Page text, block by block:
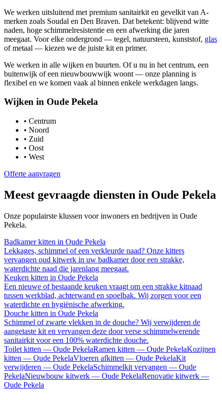
We werken uitsluitend met premium sanitairkit en gevelkit van A-
merken zoals Soudal en Den Braven. Dat betekent: blijvend witte
naden, hoge schimmelresistentie en een afwerking die jaren
meegaat. Voor elke ondergrond — tegel, natuursteen, kunststof, glas
of metaal — kiezen we de juiste kit en primer.
We werken in alle wijken en buurten. Of u nu in het centrum, een
buitenwijk of een nieuwbouwwijk woont — onze planning is
flexibel en we komen vaak al binnen enkele werkdagen langs.
Wijken in Oude Pekela
• Centrum
• Noord
• Zuid
• Oost
• West
Offerte aanvragen
Meest gevraagde diensten in Oude Pekela
Onze populairste klussen voor inwoners en bedrijven in Oude
Pekela.
Badkamer kitten in Oude Pekela
Lekkages, schimmel of een verkleurde naad? Onze kitters
vervangen oud kitwerk in uw badkamer door een strakke,
waterdichte naad die jarenlang meegaat.
Keuken kitten in Oude Pekela
Een nieuwe of bestaande keuken vraagt om een strakke kitnaad
tussen werkblad, achterwand en spoelbak. Wij zorgen voor een
waterdichte en hygiënische afwerking.
Douche kitten in Oude Pekela
Schimmel of zwarte vlekken in de douche? Wij verwijderen de
aangetaste kit en vervangen deze door verse schimmelwerende
sanitairkit voor een 100% waterdichte douche.
Toilet kitten — Oude PekelaRamen kitten — Oude PekelaKozijnen
kitten — Oude PekelaVloeren afkitten — Oude PekelaKit
verwijderen — Oude PekelaSchimmelkit vervangen — Oude
PekelaNieuwbouw kitwerk — Oude PekelaRenovatie kitwerk —
Oude Pekela